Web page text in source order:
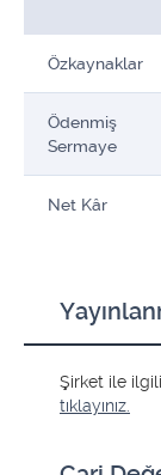
Özkaynaklar
Ödenmiş
Sermaye
Net Kâr
Şirket ile
tıklayınız.